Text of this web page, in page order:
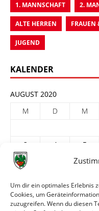
Um dir ein optimales Erlebnis
Cookies, um
zuzugreifen. Wenn du diesen
1. MANNSCHAFT 2.
ALTE HERREN FRAUEN
JUGEND
KALENDER
AUGUST 2020
M
D M
3
4 5
10
12
24
25 26